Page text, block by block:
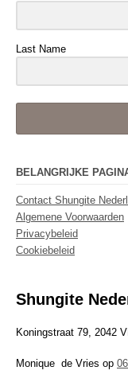
Last Name
BELANGRIJKE
Contact Shungite
Algemene Voorwaarden
Privacybeleid
Cookiebeleid
Shungite
Koningstraat 79, 2042
Monique de Vries op